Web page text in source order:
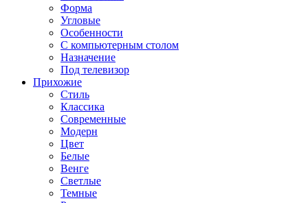
Форма
Угловые
Особенности
С компьютерным столом
Назначение
Под телевизор
Прихожие
Стиль
Классика
Современные
Модерн
Цвет
Белые
Венге
Светлые
Темные